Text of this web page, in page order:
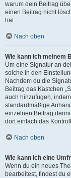
warum dein Beitrag
einen Beitrag nicht
hat.
Nach oben
Wie kann ich meinem
Um eine Signatur an
solche in den
Nachdem du die
Beitrag das Kästchen
auch hinzufügen,
standardmäßige
einzelnen Beitrag
dort einfach das
Nach oben
Wie kann ich eine
Wenn du ein neues
bearbeitest, findest du